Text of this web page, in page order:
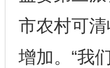
市农村可
增加。“我